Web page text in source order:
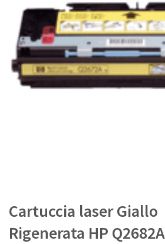
IL MIO ACCOUNT
Cartuccia laser Giallo
Rigenerata HP Q2682A